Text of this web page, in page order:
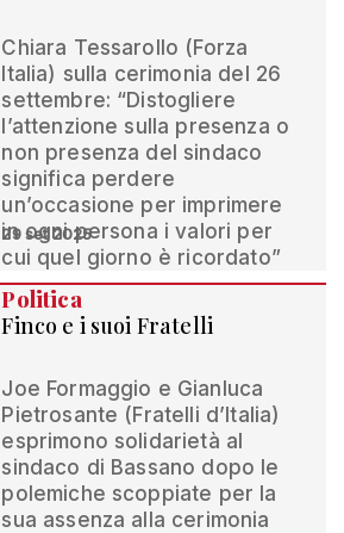
Chiara Tessarollo (Forza
Italia) sulla cerimonia del 26
settembre: “Distogliere
l’attenzione sulla presenza o
non presenza del sindaco
significa perdere
un’occasione per imprimere
in ogni persona i valori per
cui quel giorno è ricordato”
29 set 2025
Politica
Finco e i suoi Fratelli
Joe Formaggio e Gianluca
Pietrosante (Fratelli d’Italia)
esprimono solidarietà al
sindaco di Bassano dopo le
polemiche scoppiate per la
sua assenza alla cerimonia